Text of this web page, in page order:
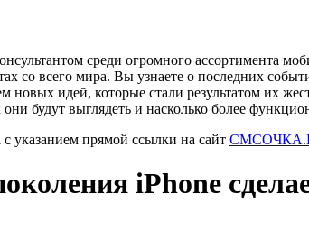
среди огромного ассортимента
со всего мира. Вы узнаете о последних
новых идей, которые стали результатом их
будут выглядеть и насколько более
с указанием прямой ссылки на сайт
iPhone